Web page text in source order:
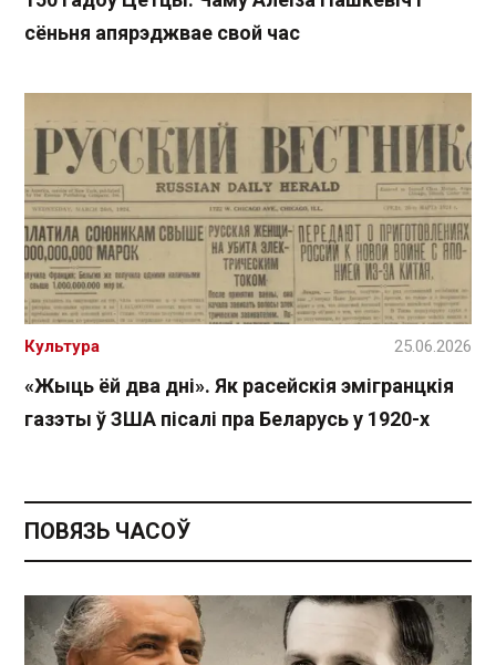
сёньня апярэджвае свой час
«Жыць ёй два дні». Як расейскія эмігранцкія
газэты ў ЗША пісалі пра Беларусь у 1920-х
Культура 25.06.2026
ПОВЯЗЬ ЧАСОЎ